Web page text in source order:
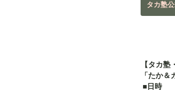
タカ塾
【タカ塾
「たか
■日時